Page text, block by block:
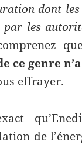
dont
les
ce genre
effrayer.
de